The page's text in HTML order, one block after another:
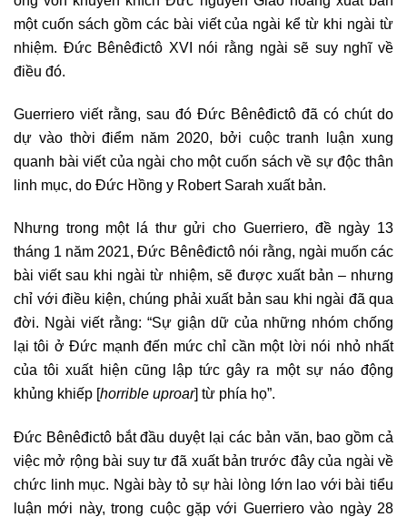
một cuốn sách gồm các bài viết của ngài kể từ khi ngài từ
nhiệm. Đức Bênêđictô XVI nói rằng ngài sẽ suy nghĩ về
điều đó.
Guerriero viết rằng, sau đó Đức Bênêđictô đã có chút do
dự vào thời điểm năm 2020, bởi cuộc tranh luận xung
quanh bài viết của ngài cho một cuốn sách về sự độc thân
linh mục, do Đức Hồng y Robert Sarah xuất bản.
Nhưng trong một lá thư gửi cho Guerriero, đề ngày 13
tháng 1 năm 2021, Đức Bênêđictô nói rằng, ngài muốn các
bài viết sau khi ngài từ nhiệm, sẽ được xuất bản – nhưng
chỉ với điều kiện, chúng phải xuất bản sau khi ngài đã qua
đời. Ngài viết rằng: “Sự giận dữ của những nhóm chống
lại tôi ở Đức mạnh đến mức chỉ cần một lời nói nhỏ nhất
của tôi xuất hiện cũng lập tức gây ra một sự náo động
khủng khiếp [horrible uproar] từ phía họ”.
Đức Bênêđictô bắt đầu duyệt lại các bản văn, bao gồm cả
việc mở rộng bài suy tư đã xuất bản trước đây của ngài về
chức linh mục. Ngài bày tỏ sự hài lòng lớn lao với bài tiểu
luận mới này, trong cuộc gặp với Guerriero vào ngày 28